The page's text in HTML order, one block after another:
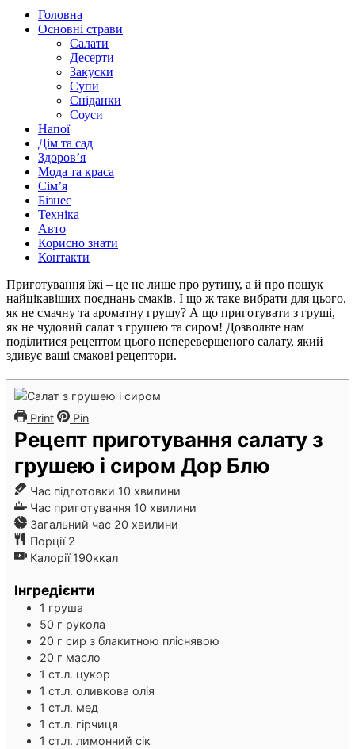
Головна
Основні страви
Салати
Десерти
Закуски
Супи
Сніданки
Соуси
Напої
Дім та сад
Здоровʼя
Мода та краса
Сімʼя
Бізнес
Техніка
Авто
Корисно знати
Контакти
Приготування їжі – це не лише про рутину, а й про пошук
найцікавіших поєднань смаків. І що ж таке вибрати для цього,
як не смачну та ароматну грушу? А що приготувати з груші,
як не чудовий салат з грушею та сиром! Дозвольте нам
поділитися рецептом цього неперевершеного салату, який
здивує ваші смакові рецептори.
Print Pin
Рецепт приготування салату з
грушею і сиром Дор Блю
Час підготовки 10 хвилини
хвилини
Час приготування 10 хвилини
хвилини
Загальний час 20 хвилини
хвилини
Порції 2
Калорії 190ккал
Інгредієнти
1 груша
50 г рукола
20 г сир з блакитною пліснявою
20 г масло
1 ст.л. цукор
1 ст.л. оливкова олія
1 ст.л. мед
1 ст.л. гірчиця
1 ст.л. лимонний сік